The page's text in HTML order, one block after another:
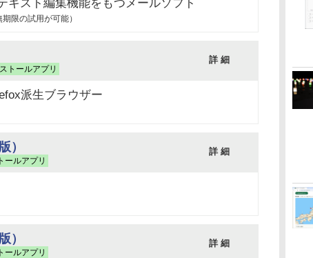
キスト編集機能をもつメールソフト
限の試用が可能）
トールアプリ
詳 細
派生ブラウザー
）
ールアプリ
詳 細
）
ールアプリ
詳 細